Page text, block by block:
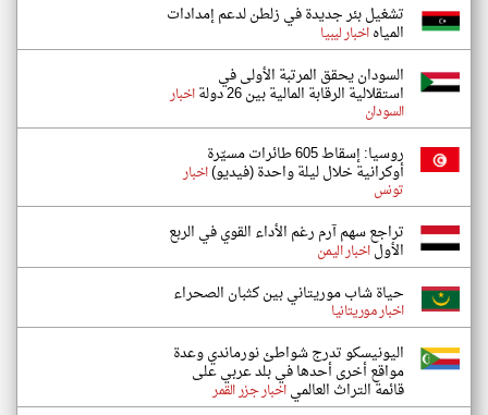
تشغيل بئر جديدة في زلطن لدعم إمدادات
المياهاخبار ليبيا
السودان يحقق المرتبة الأولى في
استقلالية الرقابة المالية بين 26 دولة اخبار
السودان
روسيا: إسقاط 605 طائرات مسيّرة
أوكرانية خلال ليلة واحدة (فيديو)اخبار
تونس
تراجع سهم آرم رغم الأداء القوي في الربع
الأولاخبار اليمن
حياة شاب موريتاني بين كثبان الصحراء
اخبار موريتانيا
اليونيسكو تدرج شواطئ نورماندي وعدة
مواقع أخرى أحدها في بلد عربي على
قائمة التراث العالمياخبار جزر القمر